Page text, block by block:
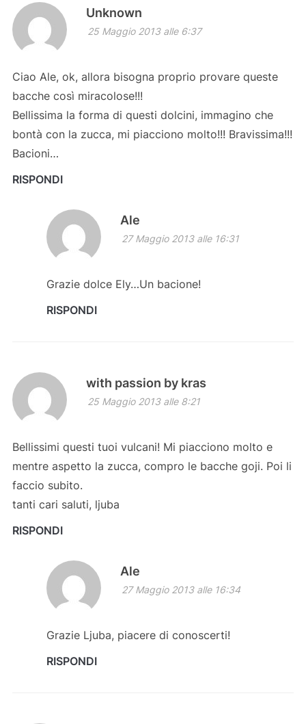
Unknown
25 Maggio 2013 alle 6:37
Ciao Ale, ok, allora bisogna proprio provare queste
bacche così miracolose!!!
Bellissima la forma di questi dolcini, immagino che
bontà con la zucca, mi piacciono molto!!! Bravissima!!!
Bacioni…
RISPONDI
Ale
27 Maggio 2013 alle 16:31
Grazie dolce Ely…Un bacione!
RISPONDI
with passion by kras
25 Maggio 2013 alle 8:21
Bellissimi questi tuoi vulcani! Mi piacciono molto e
mentre aspetto la zucca, compro le bacche goji. Poi li
faccio subito.
tanti cari saluti, ljuba
RISPONDI
Ale
27 Maggio 2013 alle 16:34
Grazie Ljuba, piacere di conoscerti!
RISPONDI